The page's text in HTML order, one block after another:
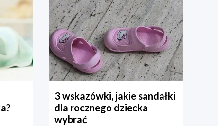
3 wskazówki, jakie sandałki
dla rocznego dziecka
wybrać